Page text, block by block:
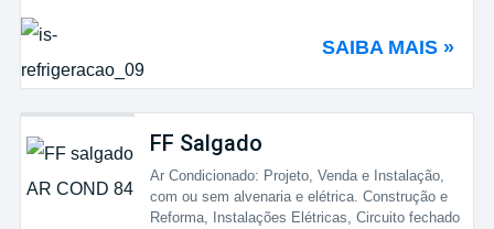
SAIBA MAIS »
FF Salgado
Ar Condicionado: Projeto, Venda e Instalação,
com ou sem alvenaria e elétrica. Construção e
Reforma, Instalações Elétricas, Circuito fechado